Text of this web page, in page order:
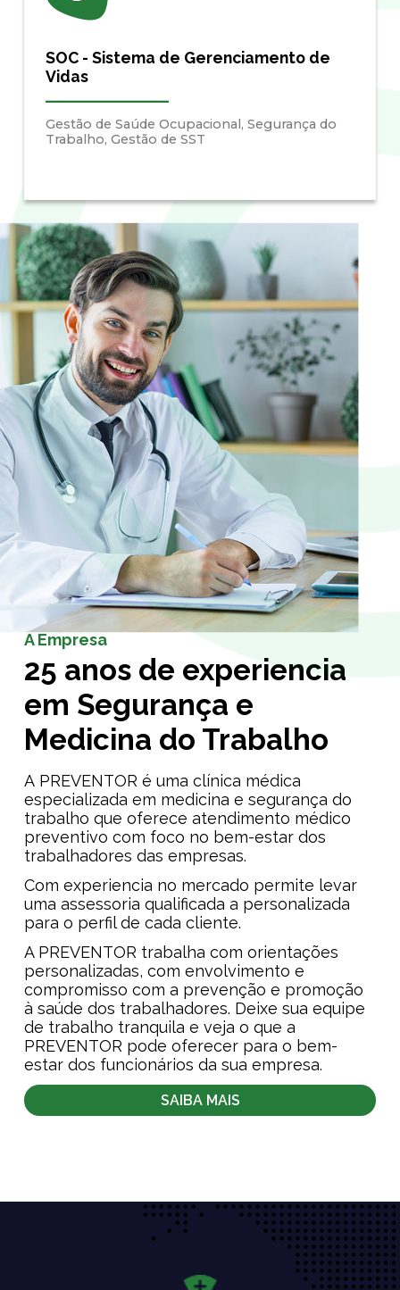
SOC - Sistema de Gerenciamento de
Vidas
Gestão de Saúde Ocupacional, Segurança do
Trabalho, Gestão de SST
A Empresa
25 anos de experiencia
em Segurança e
Medicina do Trabalho
A PREVENTOR é uma clínica médica
especializada em medicina e segurança do
trabalho que oferece atendimento médico
preventivo com foco no bem-estar dos
trabalhadores das empresas.
Com experiencia no mercado permite levar
uma assessoria qualificada a personalizada
para o perfil de cada cliente.
A PREVENTOR trabalha com orientações
personalizadas, com envolvimento e
compromisso com a prevenção e promoção
à saúde dos trabalhadores. Deixe sua equipe
de trabalho tranquila e veja o que a
PREVENTOR pode oferecer para o bem-
estar dos funcionários da sua empresa.
SAIBA MAIS